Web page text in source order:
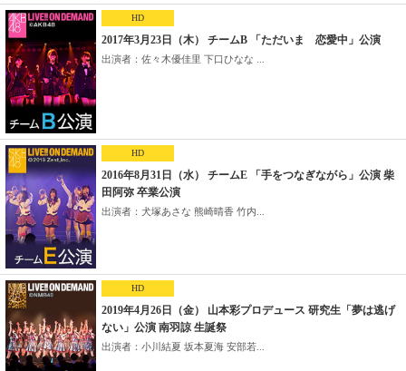
HD
2017年3月23日（木） チームB 「ただいま 恋愛中」公演
出演者：佐々木優佳里 下口ひなな ...
HD
2016年8月31日（水） チームE 「手をつなぎながら」公演 柴
田阿弥 卒業公演
出演者：犬塚あさな 熊崎晴香 竹内...
HD
2019年4月26日（金） 山本彩プロデュース 研究生「夢は逃げ
ない」公演 南羽諒 生誕祭
出演者：小川結夏 坂本夏海 安部若...